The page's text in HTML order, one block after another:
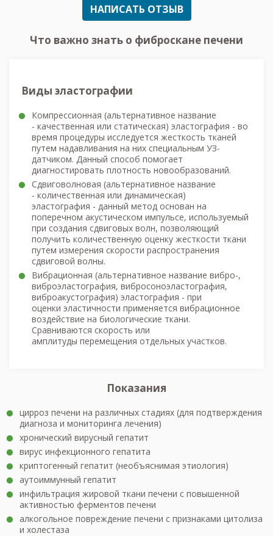
НАПИСАТЬ ОТЗЫВ
Что важно знать о фиброскане печени
Виды эластографии
Компрессионная (альтернативное название
- качественная или статическая) эластография - во
время процедуры исследуется жесткость тканей
путем надавливания на них специальным УЗ-
датчиком. Данный способ помогает
диагностировать плотность новообразований.
Сдвиговолновая (альтернативное название
- количественная или динамическая)
эластография - данный метод основан на
поперечном акустическом импульсе, используемый
при создания сдвиговых волн, позволяющий
получить количественную оценку жесткости ткани
путем измерения скорости распространения
сдвиговой волны.
Вибрационная (альтернативное название вибро-,
виброэластография, вибросоноэластография,
виброакустография) эластография - при
оценки эластичности применяется вибрационное
воздействие на биологические ткани.
Сравниваются скорость или
амплитуды перемещения отдельных участков.
Показания
цирроз печени на различных стадиях (для подтверждения
диагноза и мониторинга лечения)
хронический вирусный гепатит
вирус инфекционного гепатита
криптогенный гепатит (необъяснимая этиология)
аутоиммунный гепатит
инфильтрация жировой ткани печени с повышенной
активностью ферментов печени
алкогольное повреждение печени с признаками цитолиза
и холестаза